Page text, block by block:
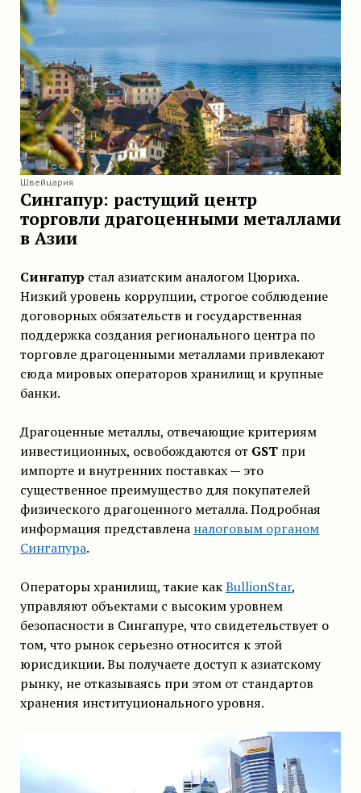
Швейцария
Сингапур: растущий центр
торговли драгоценными металлами
в Азии
Сингапур стал азиатским аналогом Цюриха.
Низкий уровень коррупции, строгое соблюдение
договорных обязательств и государственная
поддержка создания регионального центра по
торговле драгоценными металлами привлекают
сюда мировых операторов хранилищ и крупные
банки.
Драгоценные металлы, отвечающие критериям
инвестиционных, освобождаются от GSTпри
импорте и внутренних поставках — это
существенное преимущество для покупателей
физического драгоценного металла. Подробная
информация представлена налоговым органом
Сингапура.
Операторы хранилищ, такие какBullionStar,
управляют объектами с высоким уровнем
безопасности в Сингапуре, что свидетельствует о
том, что рынок серьезно относится к этой
юрисдикции. Вы получаете доступ к азиатскому
рынку, не отказываясь при этом от стандартов
хранения институционального уровня.